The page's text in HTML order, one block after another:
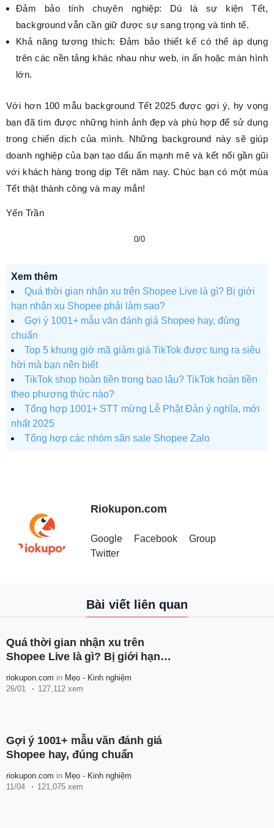
Đảm bảo tính chuyên nghiệp: Dù là sự kiện Tết,
background vẫn cần giữ được sự sang trọng và tinh tế.
Khả năng tương thích: Đảm bảo thiết kế có thể áp dụng
trên các nền tảng khác nhau như web, in ấn hoặc màn hình
lớn.
Với hơn 100 mẫu background Tết 2025 được gợi ý, hy vọng
bạn đã tìm được những hình ảnh đẹp và phù hợp để sử dụng
trong chiến dịch của mình. Những background này sẽ giúp
doanh nghiệp của bạn tạo dấu ấn mạnh mẽ và kết nối gần gũi
với khách hàng trong dịp Tết năm nay. Chúc bạn có một mùa
Tết thật thành công và may mắn!
Yến Trần
0/0
Xem thêm
Quá thời gian nhận xu trên Shopee Live là gì? Bị giới
hạn nhận xu Shopee phải làm sao?
Gợi ý 1001+ mẫu văn đánh giá Shopee hay, đúng
chuẩn
Top 5 khung giờ mã giảm giá TikTok được tung ra siêu
hời mà bạn nên biết
TikTok shop hoàn tiền trong bao lâu? TikTok hoàn tiền
theo phương thức nào?
Tổng hợp 1001+ STT mừng Lễ Phật Đản ý nghĩa, mới
nhất 2025
Tổng hợp các nhóm săn sale Shopee Zalo
Riokupon.com
Google Facebook
Group
Twitter
Bài viết liên quan
Quá thời gian nhận xu trên
Shopee Live là gì? Bị giới hạn
riokupon.com in Mẹo - Kinh nghiệm
26/01
127,112 xem
Gợi ý 1001+ mẫu văn đánh giá
Shopee hay, đúng chuẩn
riokupon.com in Mẹo - Kinh nghiệm
11/04
121,075 xem